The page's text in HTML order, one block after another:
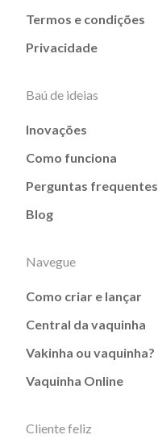
Termos e condições
Privacidade
Baú de ideias
Inovações
Como funciona
Perguntas frequentes
Blog
Navegue
Como criar e lançar
Central da vaquinha
Vakinha ou vaquinha?
Vaquinha Online
Cliente feliz